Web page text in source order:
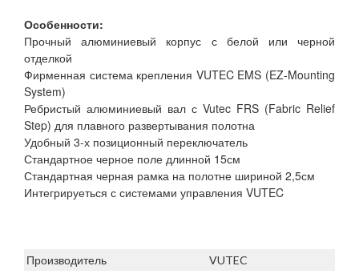
Особенности:
Прочный алюминиевый корпус с белой или черной
отделкой
Фирменная система крепления VUTEC EMS (EZ-Mounting
System)
Ребристый алюминиевый вал с Vutec FRS (Fabric Relief
Step) для плавного развертывания полотна
Удобный 3-х позиционный переключатель
Стандартное черное поле длинной 15см
Стандартная черная рамка на полотне шириной 2,5см
Интегрируеться с системами управления VUTEC
Производитель
VUTEC